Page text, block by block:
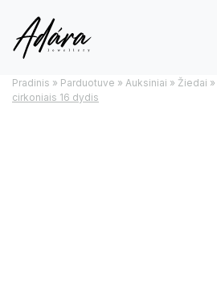
Pradinis » Parduotuve » Auksiniai » Žiedai »
cirkoniais 16 dydis